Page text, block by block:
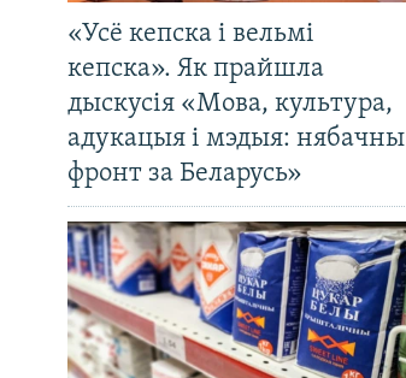
«Усё кепска і вельмі
кепска». Як прайшла
дыскусія «Мова, культура,
адукацыя і мэдыя: нябачны
фронт за Беларусь»